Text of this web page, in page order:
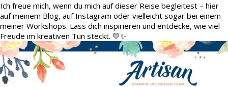
Ich freue mich, wenn du mich auf dieser Reise begleitest – hier
auf meinem Blog, auf Instagram oder vielleicht sogar bei einem
meiner Workshops. Lass dich inspirieren und entdecke, wie viel
Freude im kreativen Tun steckt. 💛✨